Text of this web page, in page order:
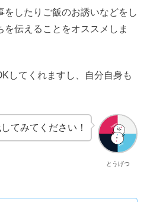
したりご飯のお誘いなどをし
伝えることをオススメしま
してくれますし、自分自身も
とうげつ
てみてください！